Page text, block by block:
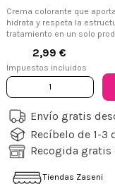
Crema colorante que
hidrata y respeta la
tratamiento en un solo
2,99 €
Impuestos incluidos
Envío gratis
Recíbelo de 1-3
Recogida gratis
Tiendas Zaseni